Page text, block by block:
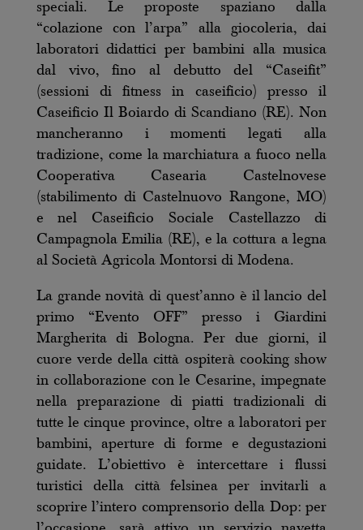
speciali. Le proposte spaziano dalla
“colazione con l’arpa” alla giocoleria, dai
laboratori didattici per bambini alla musica
dal vivo, fino al debutto del “Caseifit”
(sessioni di fitness in caseificio) presso il
Caseificio Il Boiardo di Scandiano (RE). Non
mancheranno i momenti legati alla
tradizione, come la marchiatura a fuoco nella
Cooperativa Casearia Castelnovese
(stabilimento di Castelnuovo Rangone, MO)
e nel Caseificio Sociale Castellazzo di
Campagnola Emilia (RE), e la cottura a legna
al Società Agricola Montorsi di Modena.
La grande novità di quest’anno è il lancio del
primo “Evento OFF” presso i Giardini
Margherita di Bologna. Per due giorni, il
cuore verde della città ospiterà cooking show
in collaborazione con le Cesarine, impegnate
nella preparazione di piatti tradizionali di
tutte le cinque province, oltre a laboratori per
bambini, aperture di forme e degustazioni
guidate. L’obiettivo è intercettare i flussi
turistici della città felsinea per invitarli a
scoprire l’intero comprensorio della Dop: per